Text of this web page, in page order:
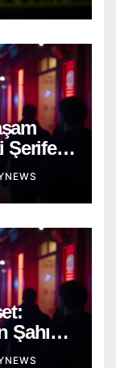
Şerife
Şahıs